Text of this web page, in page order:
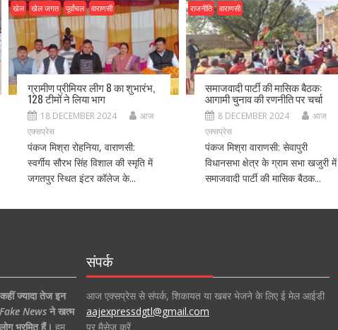
खेल खेल जगत पूर्वांचल वाराणसी
ग्रामीण प्रीमियर लीग 8 का शुभारंभ,
128 टीमों ने लिया भाग
18 DECEMBER 2024
आज
एक्सप्रेस
पंकज मिश्रा रोहनिया, वाराणसी:
स्वर्गीय सौरभ सिंह विशाल की स्मृति में
जगतपुर स्थित इंटर कॉलेज के...
राजनीति वाराणसी
समाजवादी पार्टी की मासिक बैठक:
आगामी चुनाव की रणनीति पर चर्चा
8 DECEMBER 2024
आज
एक्सप्रेस
पंकज मिश्रा वाराणसी: सेवापुरी
विधानसभा क्षेत्र के ग्राम सभा खजुरी में
समाजवादी पार्टी की मासिक बैठक...
ज्यादा तेज इन
Fake Newsने खत्म
भ्रमित हैं। हम
संपर्क
आज एक्सप्रेस से संपर्क, शिकायत या खबर भेजने के लिए ई मेल आईडी
aajexpressdgtl@gmail.com
पर मैसेज करें